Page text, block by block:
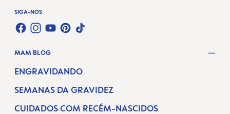
SIGA-NOS
FACEBOOK
INSTAGRAM
YOUTUBE
PINTEREST
TIKTOK
MAM BLOG
ENGRAVIDANDO
SEMANAS DA GRAVIDEZ
CUIDADOS COM RECÉM-NASCIDOS